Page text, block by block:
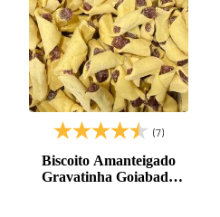
(7)
Biscoito Amanteigado
Gravatinha Goiabada